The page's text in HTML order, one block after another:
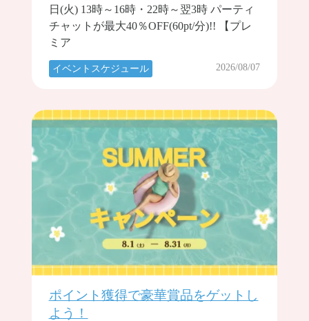
日(火) 13時～16時・22時～翌3時 パーティ
チャットが最大40％OFF(60pt/分)!! 【プレ
ミア
イベントスケジュール 2026/08/07
ポイント獲得で豪華賞品をゲットし
よう！